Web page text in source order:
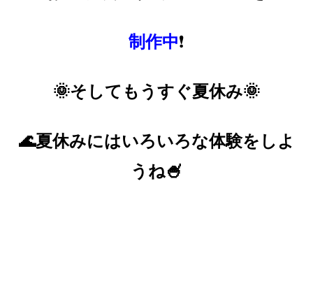
制作中❗
🌞そしてもうすぐ夏休み🌞
🌊夏休みにはいろいろな体験をしよ
うね🍧